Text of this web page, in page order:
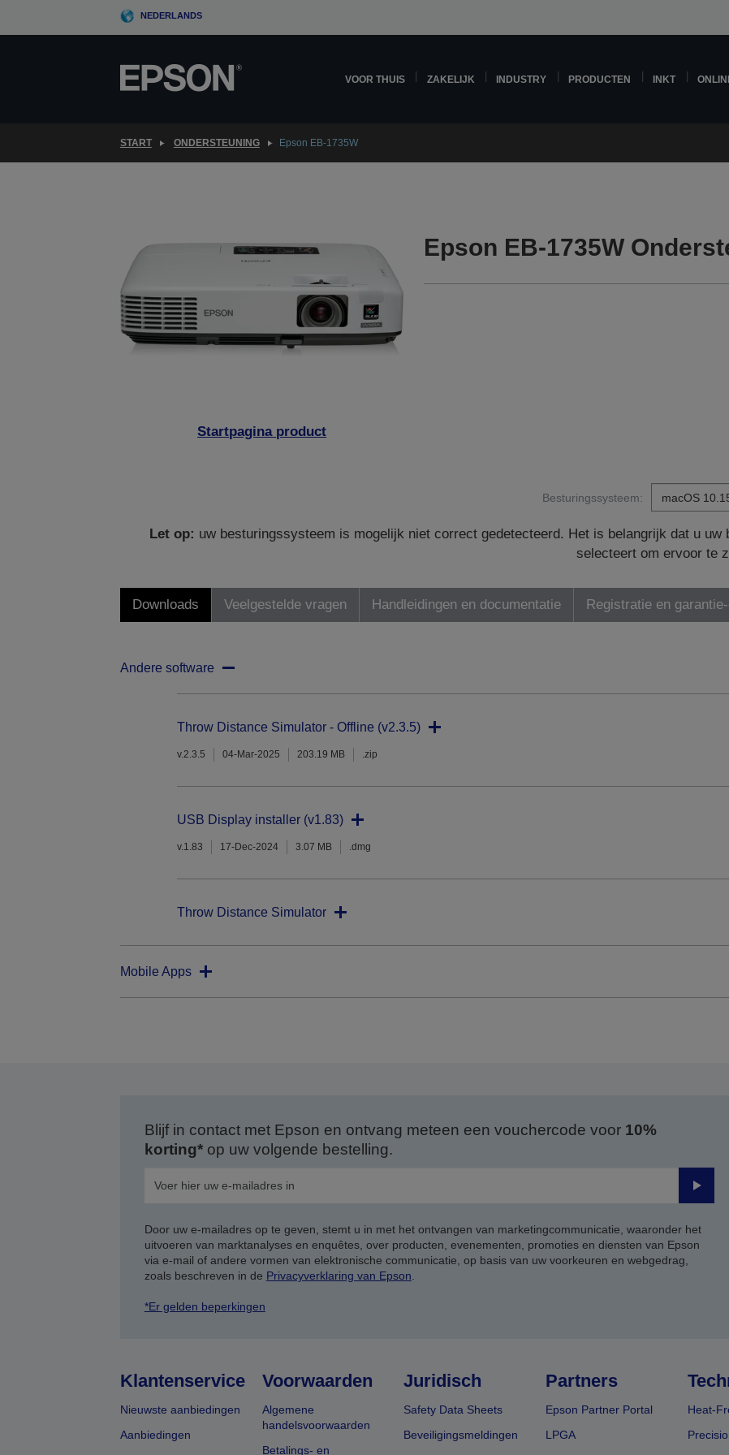
NEDERLANDS
VOOR THUIS ZAKELIJK INDUSTRY PRODUCTEN INKT
START ONDERSTEUNING Epson EB-1735W
Startpagina product
Epson EB-1735W
Besturingssysteem:
Let op: uw besturingssysteem is mogelijk niet correct gedetecteerd. Het is belangrijk dat u uw
selecteert om ervoor te
Downloads Veelgestelde vragen Handleidingen en documentatie Registratie en
Andere software
Throw Distance Simulator - Offline (v2.3.5)
v.2.3.5 04-Mar-2025 203.19 MB .zip
USB Display installer (v1.83)
v.1.83 17-Dec-2024 3.07 MB .dmg
Throw Distance Simulator
Mobile Apps
Blijf in contact met Epson en ontvang meteen een vouchercode voor 10%
korting*op uw volgende bestelling.
Door uw e-mailadres op te geven, stemt u in met het ontvangen van marketingcommunicatie, waaronder het
uitvoeren van marktanalyses en enquêtes, over producten, evenementen, promoties en diensten van Epson
via e-mail of andere vormen van elektronische communicatie, op basis van uw voorkeuren en webgedrag,
zoals beschreven in de Privacyverklaring van Epson.
*Er gelden beperkingen
Klantenservice
Nieuwste aanbiedingen
Aanbiedingen
Voorwaarden
Algemene
handelsvoorwaarden
Betalings- en
Juridisch
Safety Data Sheets
Beveiligingsmeldingen
Partners
Epson Partner Portal
LPGA
Heat-